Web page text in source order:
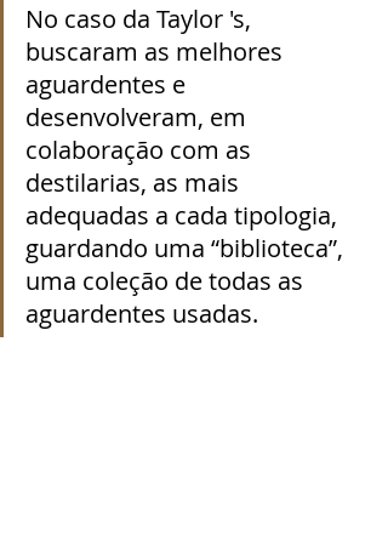
No caso da Taylor 's,
buscaram as melhores
aguardentes e
desenvolveram, em
colaboração com as
destilarias, as mais
adequadas a cada tipologia,
guardando uma “biblioteca”,
uma coleção de todas as
aguardentes usadas.